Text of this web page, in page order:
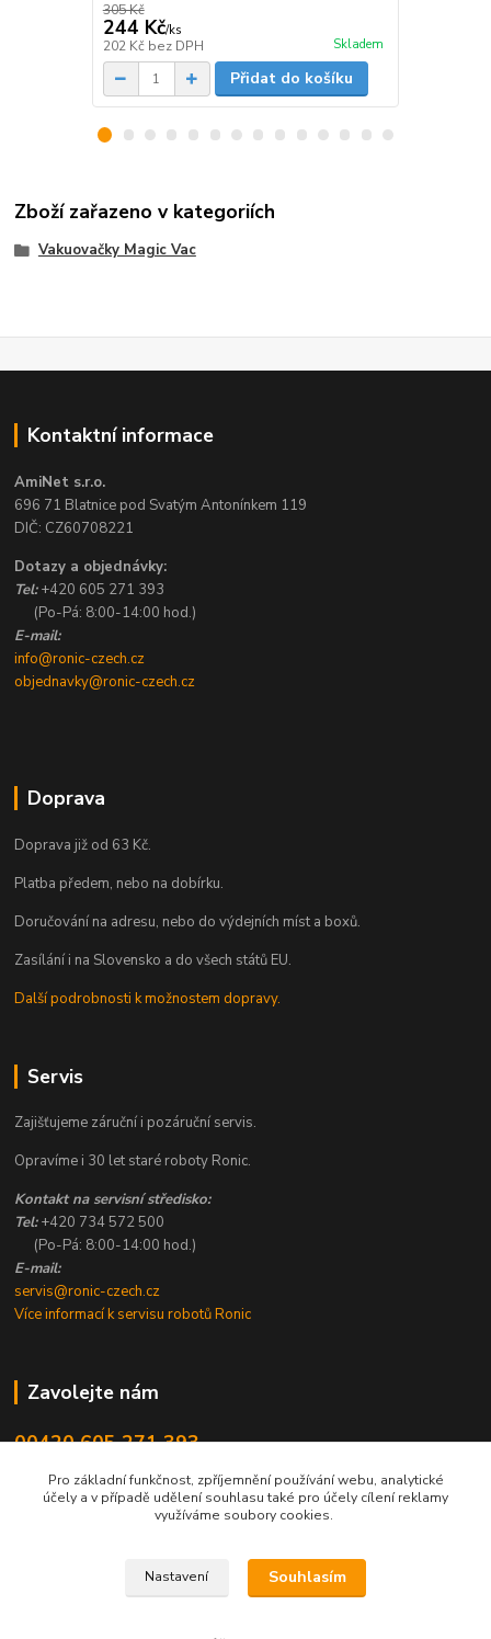
305 Kč
244 Kč/ks
202 Kč bez DPH Skladem
Přidat do košíku
Zboží zařazeno v kategoriích
Vakuovačky Magic Vac
Kontaktní informace
AmiNet s.r.o.
696 71 Blatnice pod Svatým Antonínkem 119
DIČ: CZ60708221
Dotazy a objednávky:
Tel:+420 605 271 393
(Po-Pá: 8:00-14:00 hod.)
E-mail:
info@ronic-czech.cz
objednavky@ronic-czech.cz
Doprava
Doprava již od 63 Kč.
Platba předem, nebo na dobírku.
Doručování na adresu, nebo do výdejních míst a boxů.
Zasílání i na Slovensko a do všech států EU.
Další podrobnosti k možnostem dopravy.
Servis
Zajišťujeme záruční i pozáruční servis.
Opravíme i 30 let staré roboty Ronic.
Kontakt na servisní středisko:
Tel:+420 734 572 500
(Po-Pá: 8:00-14:00 hod.)
E-mail:
servis@ronic-czech.cz
Více informací k servisu robotů Ronic
Zavolejte nám
00420 605 271 393
info@ronic-czech.cz
Pro základní funkčnost, zpříjemnění používání webu, analytické
účely a v případě udělení souhlasu také pro účely cílení reklamy
využíváme soubory cookies.
Nastavení Souhlasím